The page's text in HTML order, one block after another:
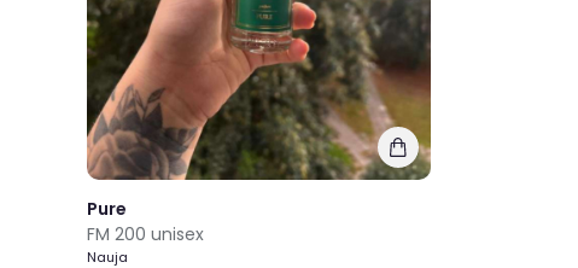
Pure
FM 200 unisex
Nauja